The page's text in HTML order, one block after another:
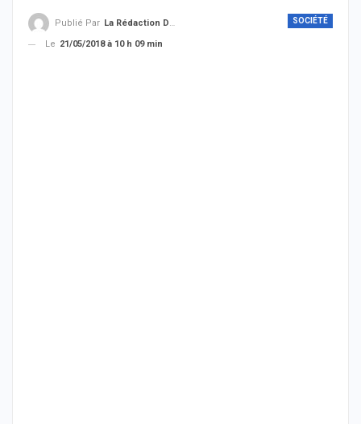
SOCIÉTÉ
Publié Par La Rédaction De THIEYSENEGAL.com
Le 21/05/2018 à 10 h 09 min